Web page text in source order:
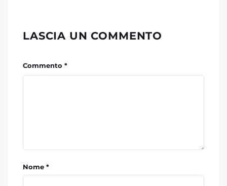
LASCIA UN COMMENTO
Commento *
Nome *